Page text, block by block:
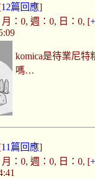
12篇回應]
：0, 週：0, 日：0, [
komica是待業尼特
嗎…
11篇回應]
：0, 週：0, 日：0, [